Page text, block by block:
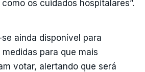
os cuidados hospitalares”.
ESTÁ NESTE
ainda disponível para
para que mais
votar, alertando que será